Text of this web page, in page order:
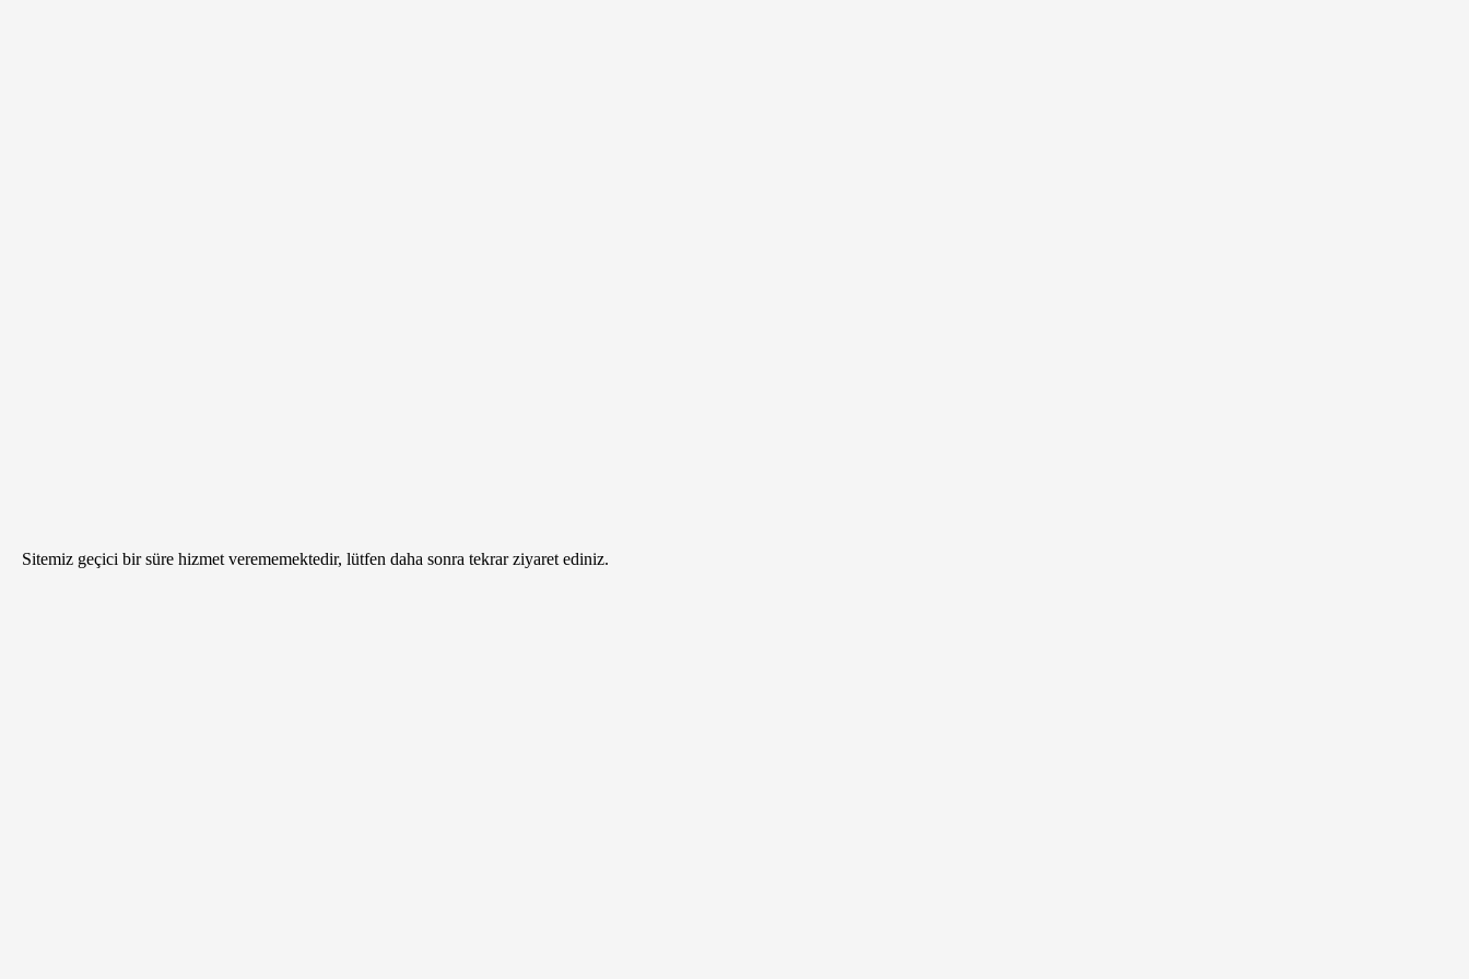
Sitemiz geçici bir süre hizmet verememektedir, lütfen daha sonra tekrar ziyaret ediniz.